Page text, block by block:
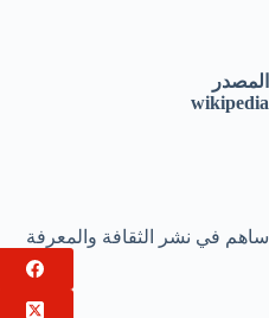
المصدر
wikipedia
ساهم في نشر الثقافة والمعرفة